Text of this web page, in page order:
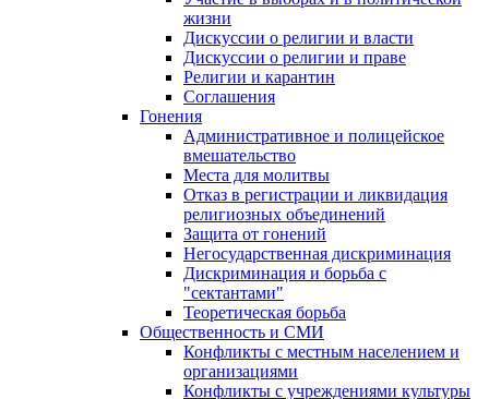
жизни
Дискуссии о религии и власти
Дискуссии о религии и праве
Религии и карантин
Соглашения
Гонения
Административное и полицейское
вмешательство
Места для молитвы
Отказ в регистрации и ликвидация
религиозных объединений
Защита от гонений
Негосударственная дискриминация
Дискриминация и борьба с
"сектантами"
Теоретическая борьба
Общественность и СМИ
Конфликты с местным населением и
организациями
Конфликты с учреждениями культуры